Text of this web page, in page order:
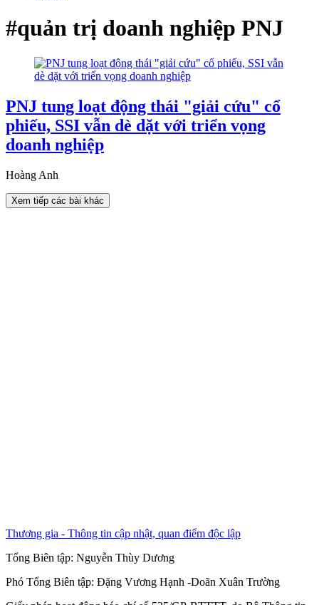
#quản trị doanh nghiệp PNJ
PNJ tung loạt động thái "giải cứu" cổ
phiếu, SSI vẫn dè dặt với triển vọng
doanh nghiệp
Hoàng Anh
Xem tiếp các bài khác
Thương gia - Thông tin cập nhật, quan điểm độc lập
Tổng Biên tập: Nguyễn Thùy Dương
Phó Tổng Biên tập: Đặng Vương Hạnh -Doãn Xuân Trường